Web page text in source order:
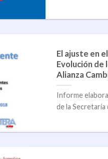
El ajuste en
Evolución de
Alianza
Informe
de la Secretaría